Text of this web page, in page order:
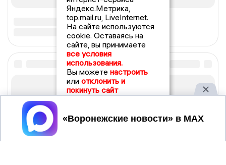
Яндекс.Метрика,
top.mail.ru, LiveInternet.
На сайте используются
cookie. Оставаясь на
сайте, вы принимаете
все условия
использования.
Вы можете настроить
или отклонить и
покинуть сайт
Принять